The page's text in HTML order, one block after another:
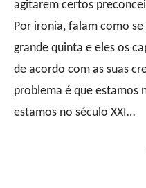
agitarem certos
Por ironia, falam como
grande quinta e eles os
de acordo com as suas
problema é que estamos
estamos no século XXI…